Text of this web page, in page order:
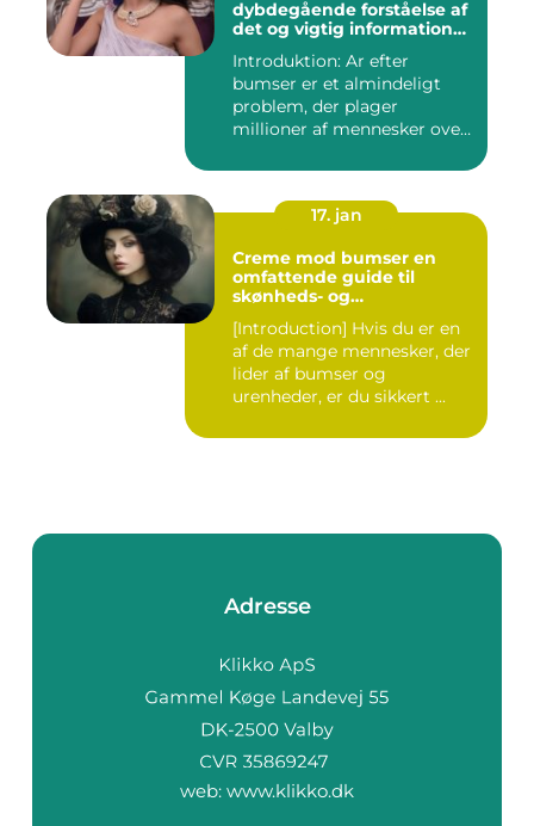
dybdegående forståelse af
det og vigtig information
Introduktion: Ar efter
bumser er et almindeligt
problem, der plager
millioner af mennesker over
17. jan
Creme mod bumser en
omfattende guide til
skønheds- og
[Introduction] Hvis du er en
af de mange mennesker, der
lider af bumser og
urenheder, er du sikkert ...
Adresse
web: www.klikko.dk